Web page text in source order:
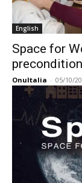
English
Space for
OnuItalia - 05/10/